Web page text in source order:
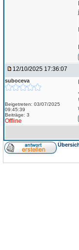
12/10/2025 17:36:07
suboceva
Beigetreten: 03/07/2025
09:45:39
Beiträge: 3
Offline